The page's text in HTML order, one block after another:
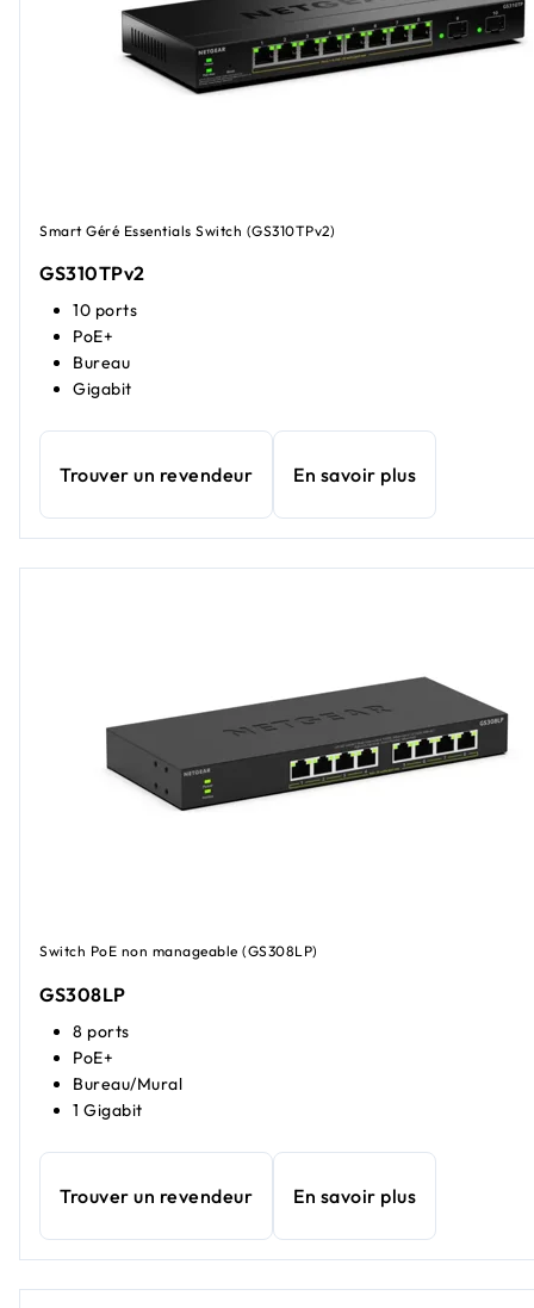
Smart Géré Essentials Switch (GS310TPv2)
GS310TPv2
10 ports
PoE+
Bureau
Gigabit
Trouver un revendeur En savoir plus
Switch PoE non manageable (GS308LP)
GS308LP
8 ports
PoE+
Bureau/Mural
1 Gigabit
Trouver un revendeur En savoir plus